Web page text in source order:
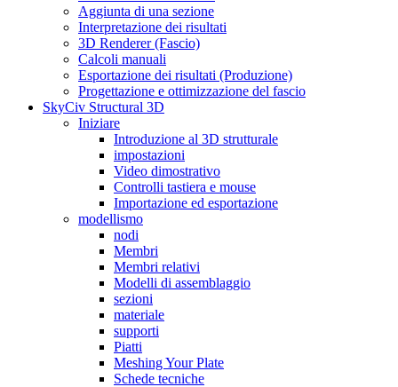
Aggiunta di una sezione
Interpretazione dei risultati
3D Renderer (Fascio)
Calcoli manuali
Esportazione dei risultati (Produzione)
Progettazione e ottimizzazione del fascio
SkyCiv Structural 3D
Iniziare
Introduzione al 3D strutturale
impostazioni
Video dimostrativo
Controlli tastiera e mouse
Importazione ed esportazione
modellismo
nodi
Membri
Membri relativi
Modelli di assemblaggio
sezioni
materiale
supporti
Piatti
Meshing Your Plate
Schede tecniche